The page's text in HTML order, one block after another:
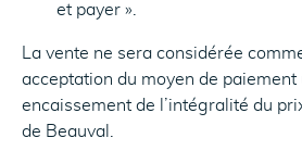
et payer ».
La vente ne sera considérée
acceptation du moyen de paiement
encaissement de l’intégralité du
de Beauval.